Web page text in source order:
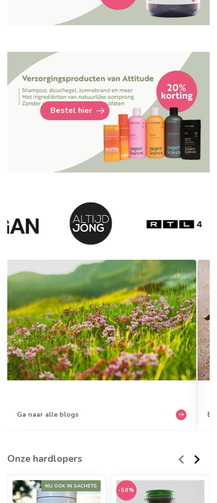
Bestel hier
Ga naar alle blogs
Onze hardlopers
NU OOK IN SACHETS
-50%